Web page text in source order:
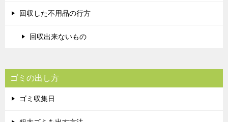
回収した不用品の行方
回収出来ないもの
ゴミの出し方
ゴミ収集日